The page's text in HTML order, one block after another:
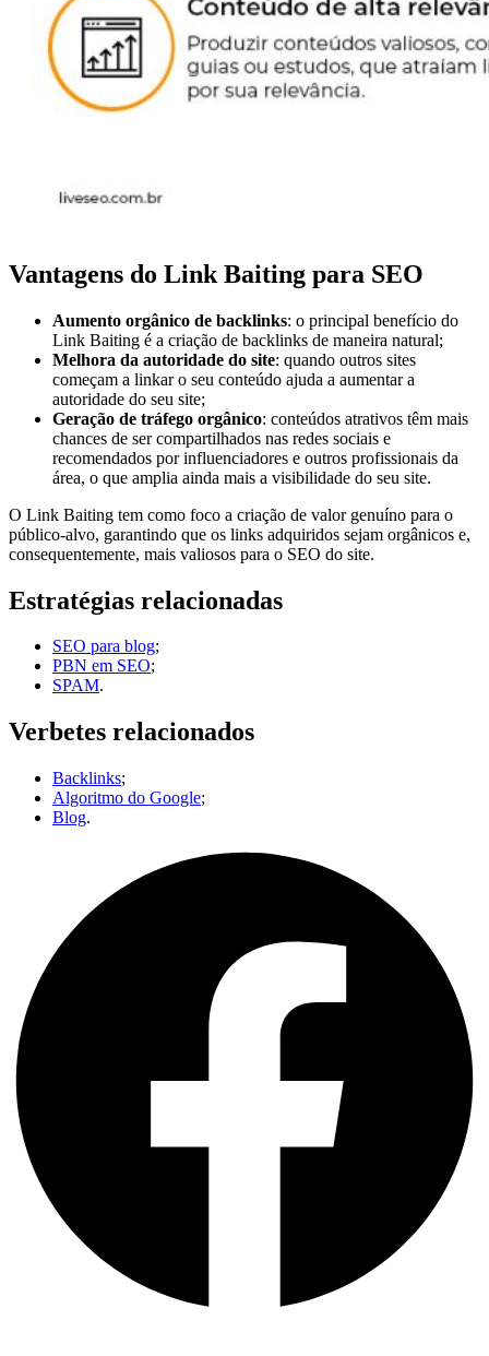
Vantagens do Link Baiting para SEO
Aumento orgânico de backlinks: o principal benefício do
Link Baiting é a criação de backlinks de maneira natural;
Melhora da autoridade do site: quando outros sites
começam a linkar o seu conteúdo ajuda a aumentar a
autoridade do seu site;
Geração de tráfego orgânico: conteúdos atrativos têm mais
chances de ser compartilhados nas redes sociais e
recomendados por influenciadores e outros profissionais da
área, o que amplia ainda mais a visibilidade do seu site.
O Link Baiting tem como foco a criação de valor genuíno para o
público-alvo, garantindo que os links adquiridos sejam orgânicos e,
consequentemente, mais valiosos para o SEO do site.
Estratégias relacionadas
SEO para blog;
PBN em SEO;
SPAM.
Verbetes relacionados
Backlinks;
Algoritmo do Google;
Blog.